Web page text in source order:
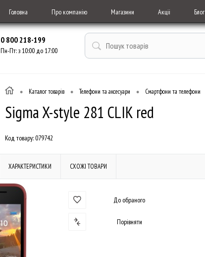
Головна Про компанію Магазини Акціі Блог
0 800 218-199
Пн-Пт: з 10:00 до 17:00
• Каталог товарів • Телефони та аксесуари • Смартфони та телефони
Sigma X-style 281 CLIK red
Код товару:079742
ХАРАКТЕРИСТИКИ СХОЖІ ТОВАРИ
До обраного
Порівняти